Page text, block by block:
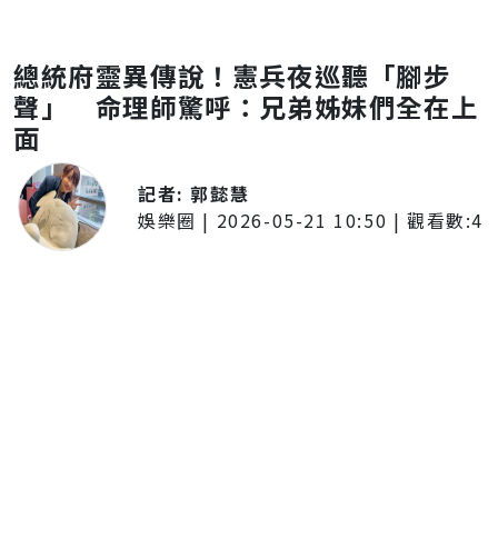
總統府靈異傳說！憲兵夜巡聽「腳步
聲」 命理師驚呼：兄弟姊妹們全在上
面
記者:郭懿慧
娛樂圈 | 2026-05-21 10:50 | 觀看數:4